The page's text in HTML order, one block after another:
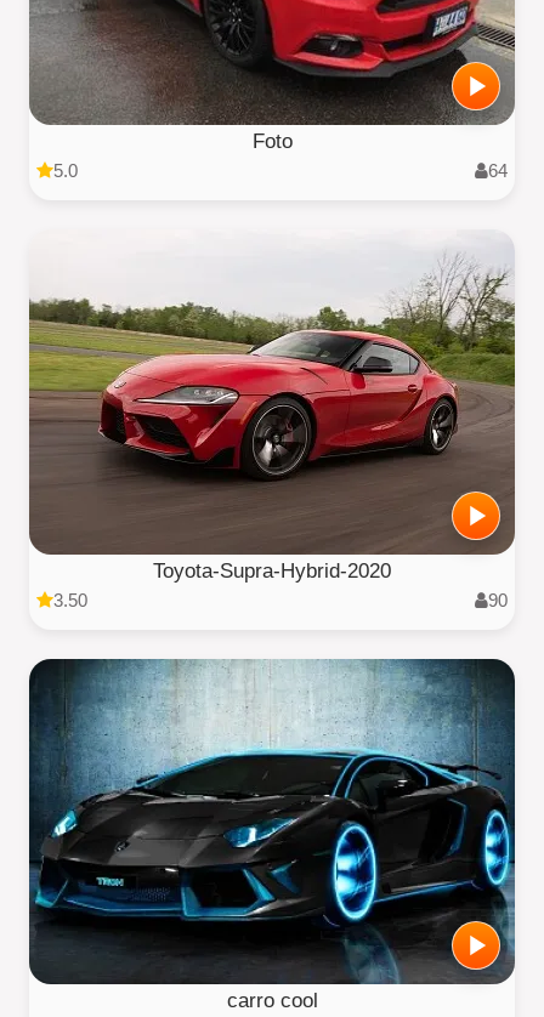
Foto
5.0 64
Toyota-Supra-Hybrid-2020
3.50 90
carro cool